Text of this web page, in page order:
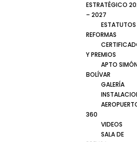
ESTRATÉGICO
– 2027
ESTATUTOS
REFORMAS
Y PREMIOS
APTO
BOLÍVAR
GALERÍA
360
VIDEOS
SALA DE